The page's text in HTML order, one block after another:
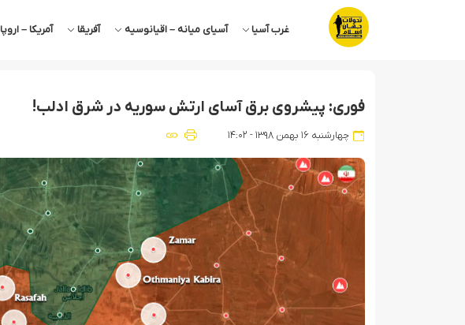
غرب آسیا آسیای میانه – اقیانوسیه آفریقا آمریکا – اروپا
فوری: پیشروی برق آسای ارتش سوریه در شرق ادلب!
چهارشنبه ۱۶ بهمن ۱۳۹۸ - ۱۴:۰۲